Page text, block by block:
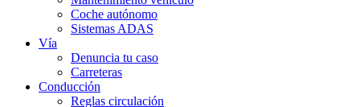
Coche autónomo
Sistemas ADAS
Vía
Denuncia tu caso
Carreteras
Conducción
Reglas circulación